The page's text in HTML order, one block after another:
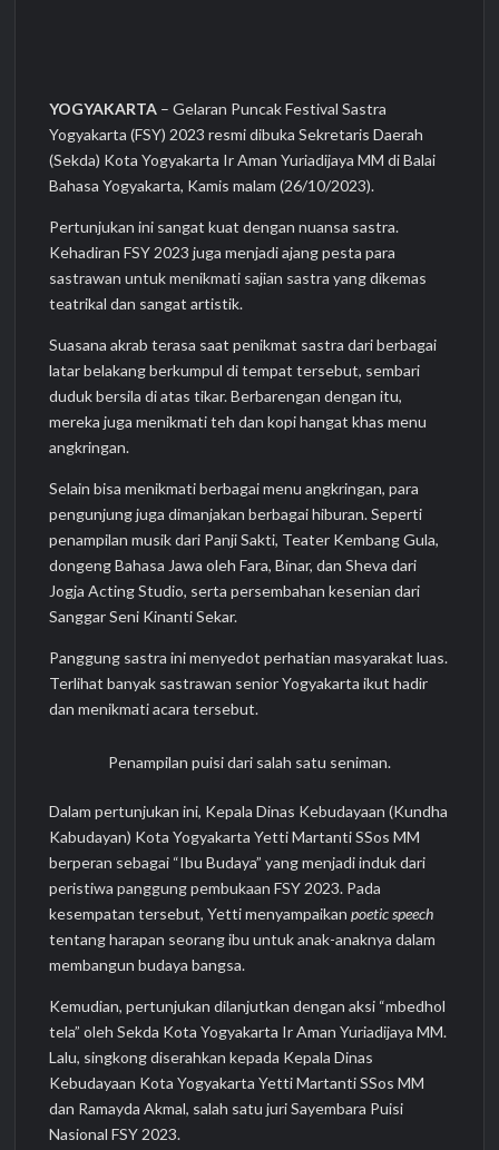
YOGYAKARTA – Gelaran Puncak Festival Sastra
Yogyakarta (FSY) 2023 resmi dibuka Sekretaris Daerah
(Sekda) Kota Yogyakarta Ir Aman Yuriadijaya MM di Balai
Bahasa Yogyakarta, Kamis malam (26/10/2023).
Pertunjukan ini sangat kuat dengan nuansa sastra.
Kehadiran FSY 2023 juga menjadi ajang pesta para
sastrawan untuk menikmati sajian sastra yang dikemas
teatrikal dan sangat artistik.
Suasana akrab terasa saat penikmat sastra dari berbagai
latar belakang berkumpul di tempat tersebut, sembari
duduk bersila di atas tikar. Berbarengan dengan itu,
mereka juga menikmati teh dan kopi hangat khas menu
angkringan.
Selain bisa menikmati berbagai menu angkringan, para
pengunjung juga dimanjakan berbagai hiburan. Seperti
penampilan musik dari Panji Sakti, Teater Kembang Gula,
dongeng Bahasa Jawa oleh Fara, Binar, dan Sheva dari
Jogja Acting Studio, serta persembahan kesenian dari
Sanggar Seni Kinanti Sekar.
Panggung sastra ini menyedot perhatian masyarakat luas.
Terlihat banyak sastrawan senior Yogyakarta ikut hadir
dan menikmati acara tersebut.
Penampilan puisi dari salah satu seniman.
Dalam pertunjukan ini, Kepala Dinas Kebudayaan (Kundha
Kabudayan) Kota Yogyakarta Yetti Martanti SSos MM
berperan sebagai “Ibu Budaya” yang menjadi induk dari
peristiwa panggung pembukaan FSY 2023. Pada
kesempatan tersebut, Yetti menyampaikanpoetic speech
tentang harapan seorang ibu untuk anak-anaknya dalam
membangun budaya bangsa.
Kemudian, pertunjukan dilanjutkan dengan aksi “mbedhol
tela” oleh Sekda Kota Yogyakarta Ir Aman Yuriadijaya MM.
Lalu, singkong diserahkan kepada Kepala Dinas
Kebudayaan Kota Yogyakarta Yetti Martanti SSos MM
dan Ramayda Akmal, salah satu juri Sayembara Puisi
Nasional FSY 2023.